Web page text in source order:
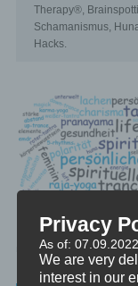
Therapy®,
Schamanismus,
Hacks.
Privacy
As of: 07.09.2022
We are very
interest in our